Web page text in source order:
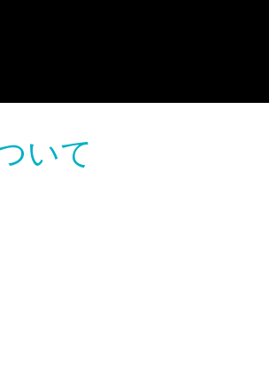
いて